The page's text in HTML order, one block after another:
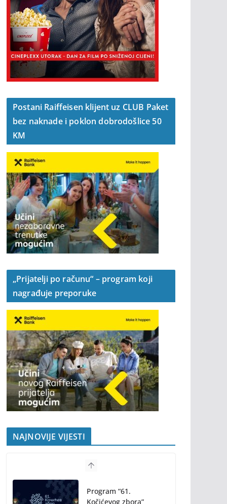
Postani Raiffeisen klijent uz CLUB Paket
bez naknade i poklon dobrodošlice 50
KM
„Prijatelji po računu“ – program koji
nagrađuje preporuke
NAJNOVIJE VIJESTI
Program “61.
Kočićevog zbora”